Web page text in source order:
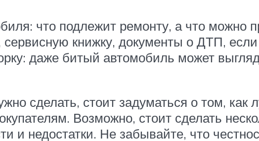
что подлежит ремонту, а что можно
книжку, документы о ДТП,
даже битый автомобиль может
сделать, стоит задуматься о том, как
Возможно, стоит сделать
и недостатки. Не забывайте, что